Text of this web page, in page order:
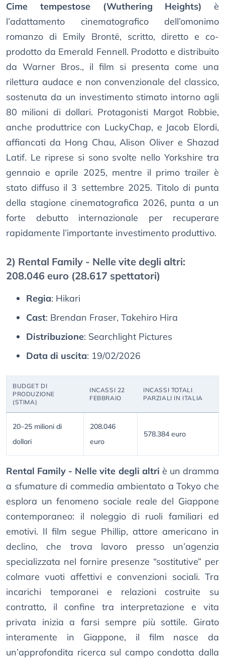
Cime tempestose (Wuthering Heights) è
l’adattamento cinematografico dell’omonimo
romanzo di Emily Brontë, scritto, diretto e co-
prodotto da Emerald Fennell. Prodotto e distribuito
da Warner Bros., il film si presenta come una
rilettura audace e non convenzionale del classico,
sostenuta da un investimento stimato intorno agli
80 milioni di dollari. Protagonisti Margot Robbie,
anche produttrice con LuckyChap, e Jacob Elordi,
affiancati da Hong Chau, Alison Oliver e Shazad
Latif. Le riprese si sono svolte nello Yorkshire tra
gennaio e aprile 2025, mentre il primo trailer è
stato diffuso il 3 settembre 2025. Titolo di punta
della stagione cinematografica 2026, punta a un
forte debutto internazionale per recuperare
rapidamente l’importante investimento produttivo.
2) Rental Family - Nelle vite degli altri:
208.046 euro (28.617 spettatori)
Regia: Hikari
Cast: Brendan Fraser, Takehiro Hira
Distribuzione: Searchlight Pictures
Data di uscita: 19/02/2026
BUDGET DI
PRODUZIONE
(STIMA)
INCASSI 22
FEBBRAIO
INCASSI TOTALI
PARZIALI IN ITALIA
20–25 milioni di
dollari
208.046
euro
578.384 euro
Rental Family - Nelle vite degli altri è un dramma
a sfumature di commedia ambientato a Tokyo che
esplora un fenomeno sociale reale del Giappone
contemporaneo: il noleggio di ruoli familiari ed
emotivi. Il film segue Phillip, attore americano in
declino, che trova lavoro presso un’agenzia
specializzata nel fornire presenze “sostitutive” per
colmare vuoti affettivi e convenzioni sociali. Tra
incarichi temporanei e relazioni costruite su
contratto, il confine tra interpretazione e vita
privata inizia a farsi sempre più sottile. Girato
interamente in Giappone, il film nasce da
un’approfondita ricerca sul campo condotta dalla